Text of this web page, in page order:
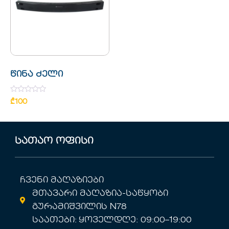
წინა ძელი
Rated
0
₾100
სათაო ოფისი
ჩვენი მაღაზიები
მთავარი მაღაზია-საწყობი
გურამიშვილის N78
საათები: ყოველდღე: 09:00–19:00